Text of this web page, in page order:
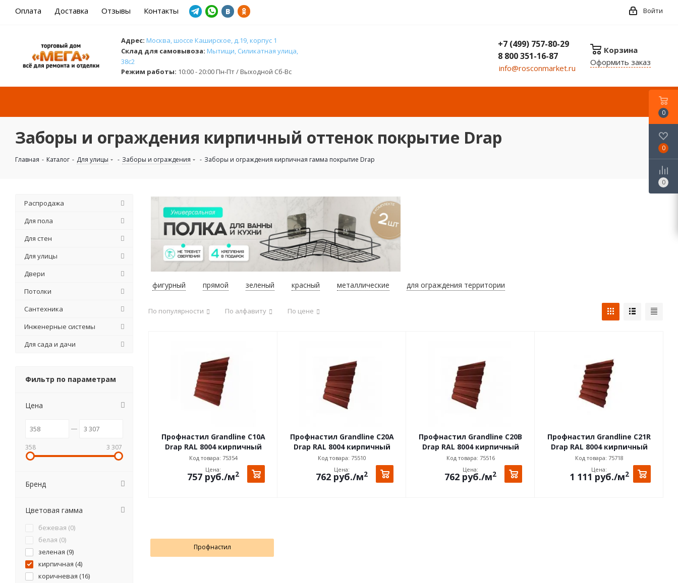
Оплата Доставка Отзывы Контакты Войти
Адрес: Москва, шоссе Каширское, д.19, корпус 1
Cклад для самовывоза: Мытищи, Силикатная улица,
38с2
Режим работы: 10:00 - 20:00 Пн-Пт / Выходной Сб-Вс
+7 (499) 757-80-29
8 800 351-16-87
info@rosconmarket.ru
Корзина
Оформить заказ
Заборы и ограждения кирпичный оттенок покрытие Drap
Главная - Каталог - Для улицы - Заборы и ограждения - Заборы и ограждения кирпичная гамма покрытие Drap
фигурный прямой зеленый красный металлические для ограждения территории
По популярности По алфавиту По цене
Профнастил Grandline С10A
Drap RAL 8004 кирпичный
Код товара: 75354
Цена:
757 руб./м2
Профнастил Grandline С20А
Drap RAL 8004 кирпичный
Код товара: 75510
Цена:
762 руб./м2
Профнастил Grandline С20В
Drap RAL 8004 кирпичный
Код товара: 75516
Цена:
762 руб./м2
Профнастил Grandline С21R
Drap RAL 8004 кирпичный
Код товара: 75718
Цена:
1 111 руб./м2
Профнастил
Распродажа
Для пола
Для стен
Для улицы
Двери
Потолки
Сантехника
Инженерные системы
Для сада и дачи
Фильтр по параметрам
Цена
358 3 307
Бренд
Цветовая гамма
бежевая (0)
белая (0)
зеленая (9)
кирпичная (4)
коричневая (16)
0
0
0